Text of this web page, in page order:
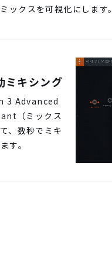
クスを可視化にします。
ミキシング
3 Advanced
（ミックス
、数秒でミキ
す。